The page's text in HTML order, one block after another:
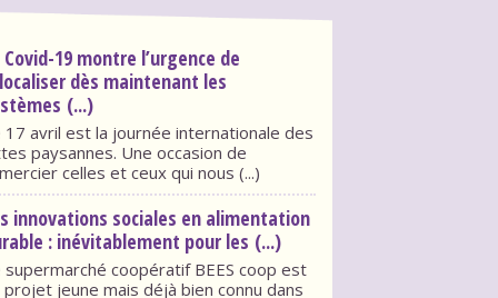
Covid-19 montre l’urgence de
dès maintenant les
(...)
17 avril est la journée internationale des
paysannes. Une occasion de
celles et ceux qui nous (...)
innovations sociales en alimentation
: inévitablement pour les (...)
supermarché coopératif BEES coop est
projet jeune mais déjà bien connu dans